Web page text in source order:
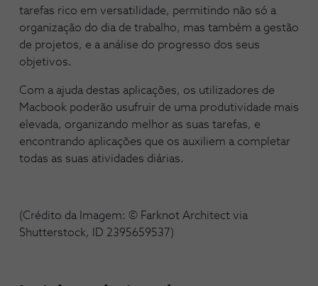
tarefas rico em versatilidade, permitindo não só a
organização do dia de trabalho, mas também a gestão
de projetos, e a análise do progresso dos seus
objetivos.
Com a ajuda destas aplicações, os utilizadores de
Macbook poderão usufruir de uma produtividade mais
elevada, organizando melhor as suas tarefas, e
encontrando aplicações que os auxiliem a completar
todas as suas atividades diárias.
(Crédito da Imagem: © Farknot Architect via
Shutterstock, ID 2395659537)